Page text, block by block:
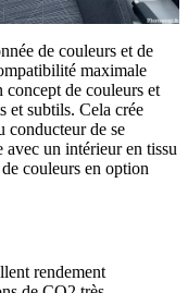
de couleurs et de
maximale
concept de couleurs et
et subtils. Cela crée
conducteur de se
un intérieur en tissu
couleurs en option
rendement